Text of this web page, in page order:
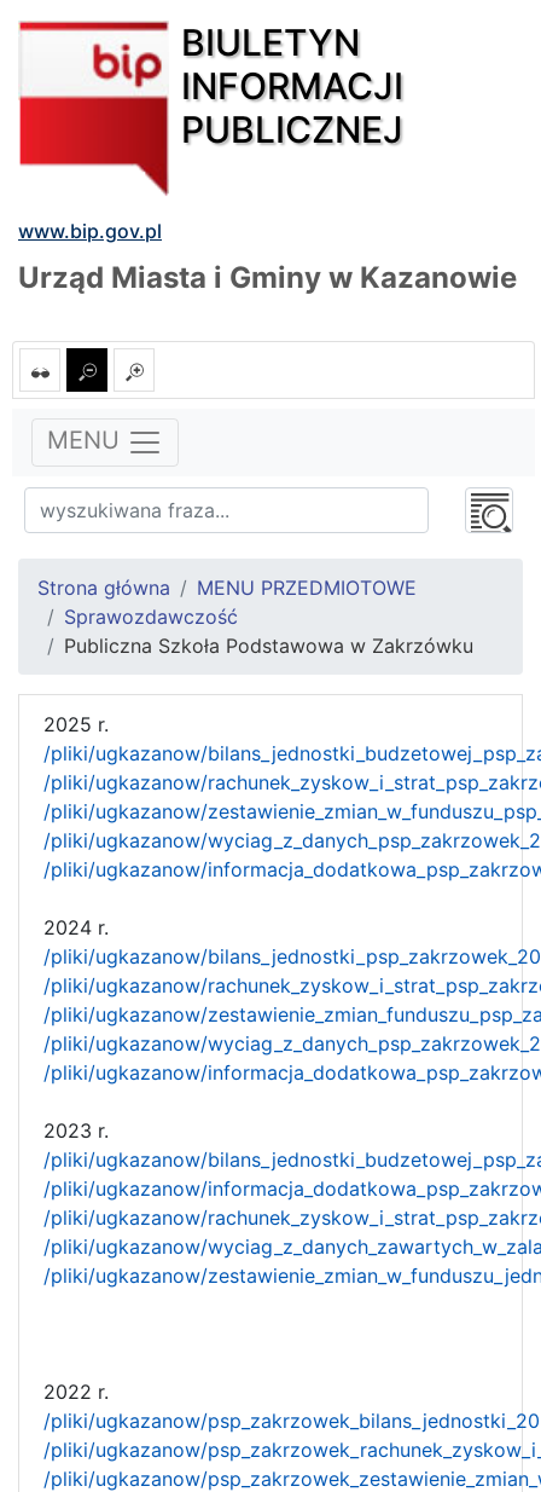
BIULETYN
INFORMACJI
PUBLICZNEJ
www.bip.gov.pl
Urząd Miasta i Gminy w Kazanowie
MENU
Strona główna
MENU PRZEDMIOTOWE
Sprawozdawczość
Publiczna Szkoła Podstawowa w Zakrzówku
2025 r.
/pliki/ugkazanow/
/pliki/ugkazanow/
/pliki/ugkazanow/
/pliki/ugkazanow/
/pliki/ugkazanow/
2024 r.
/pliki/ugkazanow/
/pliki/ugkazanow/
/pliki/ugkazanow/
/pliki/ugkazanow/
/pliki/ugkazanow/
2023 r.
/pliki/ugkazanow/
/pliki/ugkazanow/
/pliki/ugkazanow/
/pliki/ugkazanow/
/pliki/ugkazanow/
2022 r.
/pliki/ugkazanow/
/pliki/ugkazanow/
/pliki/ugkazanow/